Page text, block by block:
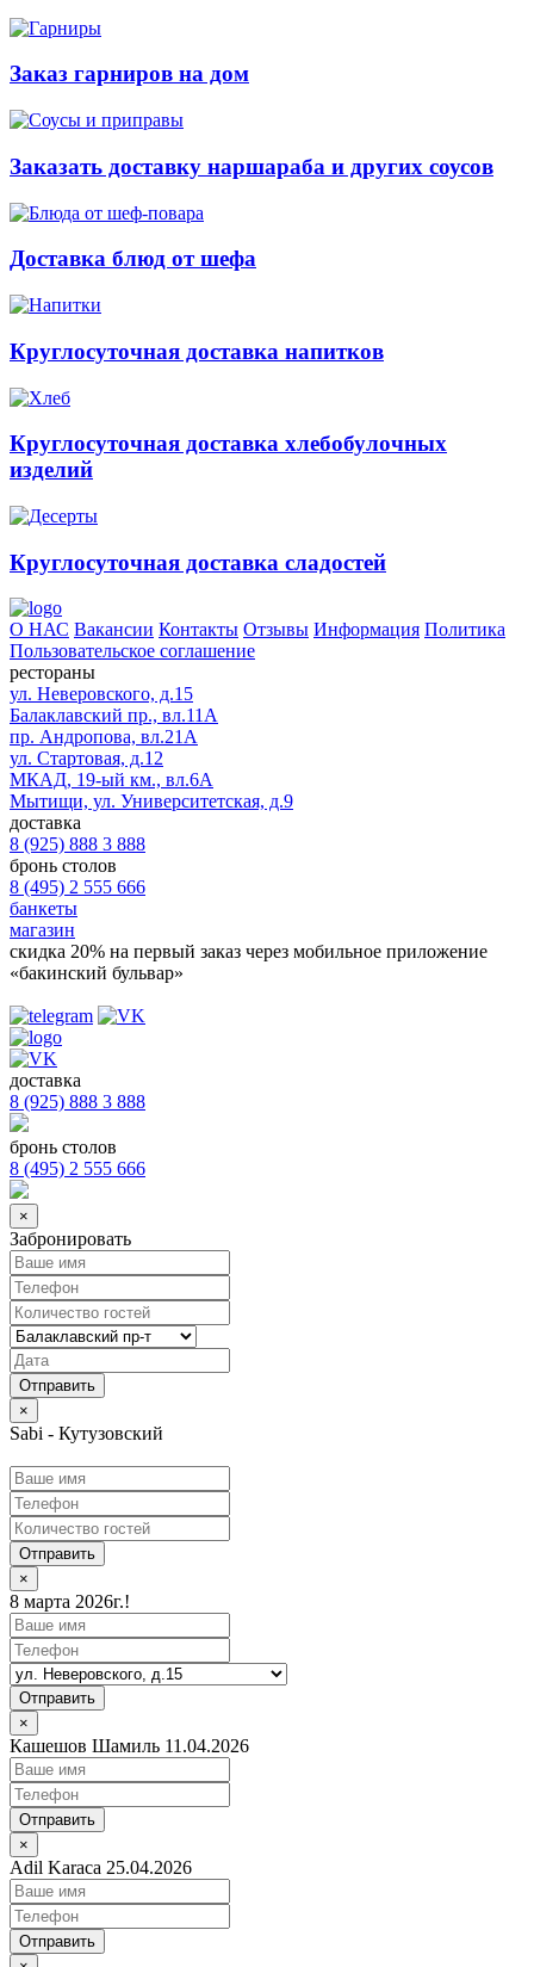
Заказ гарниров на дом
Заказать доставку наршараба и других соусов
Доставка блюд от шефа
Круглосуточная доставка напитков
Круглосуточная доставка хлебобулочных
изделий
Круглосуточная доставка сладостей
О НАС Вакансии Контакты Отзывы Информация Политика
Пользовательское соглашение
рестораны
ул. Неверовского, д.15
Балаклавский пр., вл.11А
пр. Андропова, вл.21А
ул. Стартовая, д.12
МКАД, 19-ый км., вл.6А
Мытищи, ул. Университетская, д.9
доставка
8 (925) 888 3 888
бронь столов
8 (495) 2 555 666
банкеты
магазин
скидка 20% на первый заказ через мобильное приложение
«бакинский бульвар»
доставка
8 (925) 888 3 888
бронь столов
8 (495) 2 555 666
×
Забронировать
×
Sabi - Кутузовский
Отправить
×
8 марта 2026г.!
Отправить
×
Кашешов Шамиль 11.04.2026
Отправить
×
Adil Karaca 25.04.2026
Отправить